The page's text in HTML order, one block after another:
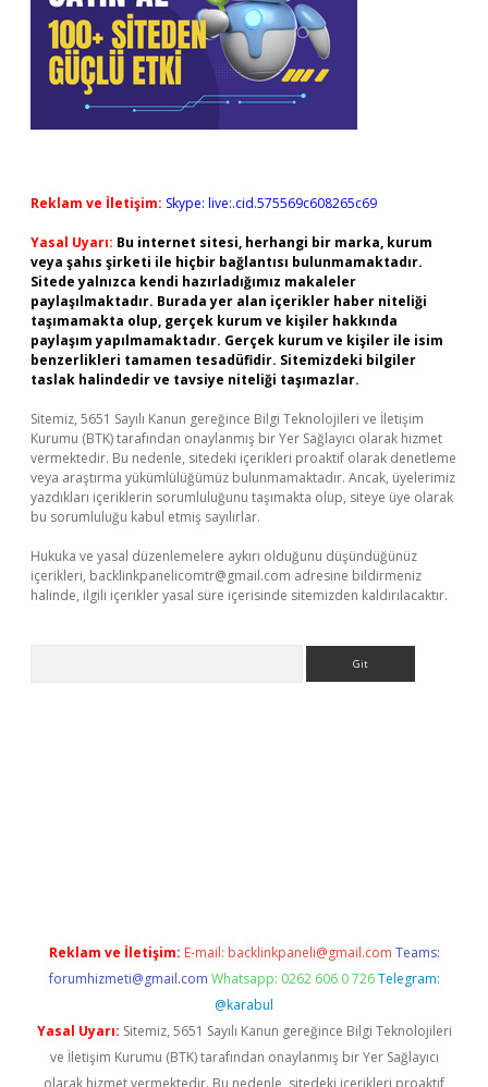
Reklam ve İletişim: Skype: live:.cid.575569c608265c69
Yasal Uyarı: Bu internet sitesi, herhangi bir marka, kurum
veya şahıs şirketi ile hiçbir bağlantısı bulunmamaktadır.
Sitede yalnızca kendi hazırladığımız makaleler
paylaşılmaktadır. Burada yer alan içerikler haber niteliği
taşımamakta olup, gerçek kurum ve kişiler hakkında
paylaşım yapılmamaktadır. Gerçek kurum ve kişiler ile isim
benzerlikleri tamamen tesadüfidir. Sitemizdeki bilgiler
taslak halindedir ve tavsiye niteliği taşımazlar.
Sitemiz, 5651 Sayılı Kanun gereğince Bilgi Teknolojileri ve İletişim
Kurumu (BTK) tarafından onaylanmış bir Yer Sağlayıcı olarak hizmet
vermektedir. Bu nedenle, sitedeki içerikleri proaktif olarak denetleme
veya araştırma yükümlülüğümüz bulunmamaktadır. Ancak, üyelerimiz
yazdıkları içeriklerin sorumluluğunu taşımakta olup, siteye üye olarak
bu sorumluluğu kabul etmiş sayılırlar.
Hukuka ve yasal düzenlemelere aykırı olduğunu düşündüğünüz
içerikleri, backlinkpanelicomtr@gmail.com adresine bildirmeniz
halinde, ilgili içerikler yasal süre içerisinde sitemizden kaldırılacaktır.
Reklam ve İletişim: E-mail: backlinkpaneli@gmail.com Teams:
forumhizmeti@gmail.com Whatsapp: 0262 606 0 726 Telegram:
@karabul
Yasal Uyarı: Sitemiz, 5651 Sayılı Kanun gereğince Bilgi Teknolojileri
ve İletişim Kurumu (BTK) tarafından onaylanmış bir Yer Sağlayıcı
olarak hizmet vermektedir. Bu nedenle, sitedeki içerikleri proaktif